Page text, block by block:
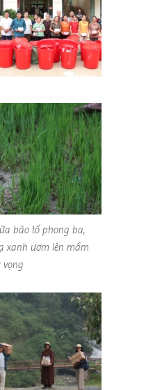
bão tố phong ba,
xanh ươm lên mầm
vọng